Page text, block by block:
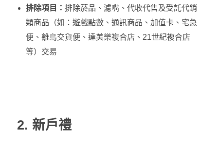
排除項目： 排除菸品、濾嘴、代收代售及受託代銷
類商品（如：遊戲點數、通訊商品、加值卡、宅急
便、離島交貨便、達美樂複合店、21世紀複合店
等）交易
2. 新戶禮